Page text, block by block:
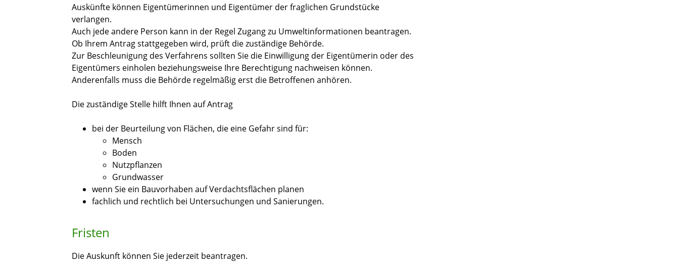
Auskünfte können Eigentümerinnen und Eigentümer der fraglichen Grundstücke
verlangen.
Auch jede andere Person kann in der Regel Zugang zu Umweltinformationen beantragen.
Ob Ihrem Antrag stattgegeben wird, prüft die zuständige Behörde.
Zur Beschleunigung des Verfahrens sollten Sie die Einwilligung der Eigentümerin oder des
Eigentümers einholen beziehungsweise Ihre Berechtigung nachweisen können.
Anderenfalls muss die Behörde regelmäßig erst die Betroffenen anhören.
Die zuständige Stelle hilft Ihnen auf Antrag
bei der Beurteilung von Flächen, die eine Gefahr sind für:
Mensch
Boden
Nutzpflanzen
Grundwasser
wenn Sie ein Bauvorhaben auf Verdachtsflächen planen
fachlich und rechtlich bei Untersuchungen und Sanierungen.
Fristen
Die Auskunft können Sie jederzeit beantragen.